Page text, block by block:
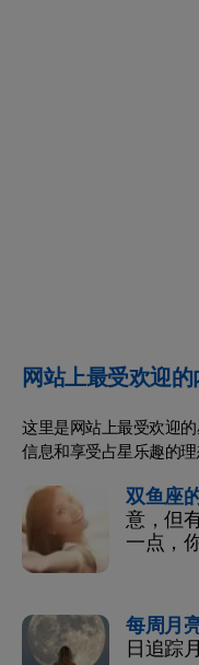
网站上最受欢迎
这里是网站上最受欢迎
信息和享受占星乐趣的理
双鱼座
意，但
一点，
每周月
日追踪